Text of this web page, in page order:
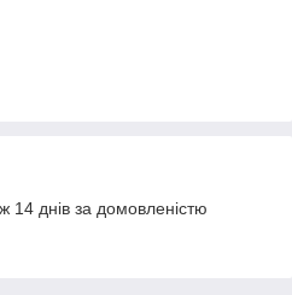
14 днів за домовленістю